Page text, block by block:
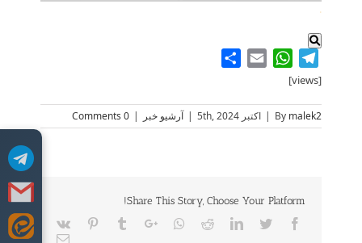
Skip
.
Telegram
WhatsApp
Email
[views]
By malek2
| اکتبر 5th, 2024 | آرشیو خبر |
0 Comments
Share This Story, Choose Your Platform!
Facebook
Twitter
LinkedIn
Reddit
Whatsapp
Google+
Tumblr
Pinterest
Vk
Email